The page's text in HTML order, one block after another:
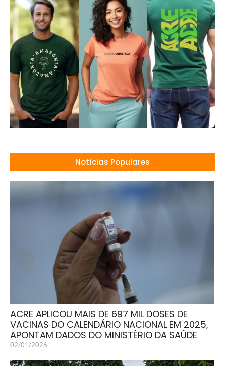
Notícias Populares
ACRE APLICOU MAIS DE 697 MIL DOSES DE
VACINAS DO CALENDÁRIO NACIONAL EM 2025,
APONTAM DADOS DO MINISTÉRIO DA SAÚDE
02/01/2026